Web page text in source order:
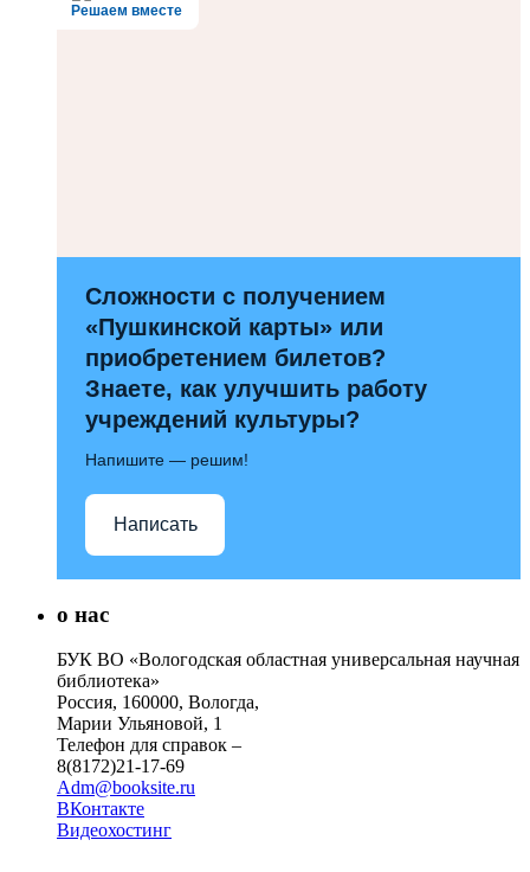
Решаем вместе
Сложности с получением
«Пушкинской карты» или
приобретением билетов?
Знаете, как улучшить работу
учреждений культуры?
Напишите — решим!
Написать
о нас
БУК ВО «Вологодская областная универсальная научная
библиотека»
Россия, 160000, Вологда,
Марии Ульяновой, 1
Телефон для справок –
8(8172)21-17-69
Adm@booksite.ru
ВКонтакте
Видеохостинг